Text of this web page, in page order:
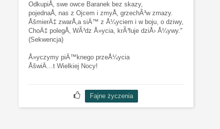
OdkupiÅ‚ swe owce Baranek bez skazy,
pojednaÅ‚ nas z Ojcem i zmyÅ‚ grzechÃ³w zmazy.
ÅšmierÄ‡ zwarÅ‚a siÄ™ z Å¼yciem i w boju, o dziwy,
ChoÄ‡ polegÅ‚ WÃ³dz Å»ycia, krÃ³luje dziÅ› Å¼ywy.''
(Sekwencja)
Å»yczymy piÄ™knego przeÅ¼ycia
ÅšwiÄ…t Wielkiej Nocy!